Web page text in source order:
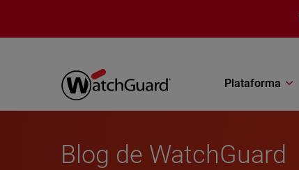
Plataforma
Blog de WatchGuard